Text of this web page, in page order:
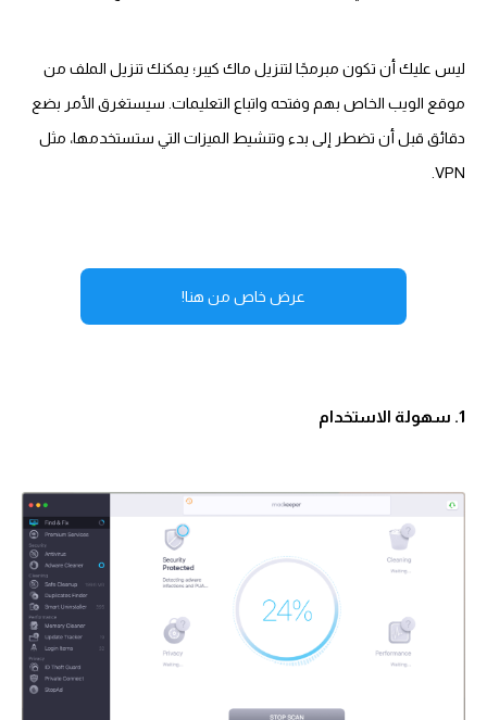
ليس عليك أن تكون مبرمجًا لتنزيل ماك كيبر؛ يمكنك تنزيل الملف من
موقع الويب الخاص بهم وفتحه واتباع التعليمات. سيستغرق الأمر بضع
دقائق قبل أن تضطر إلى بدء وتنشيط الميزات التي ستستخدمها، مثل
VPN.
عرض خاص من هنا!
1. سهولة الاستخدام